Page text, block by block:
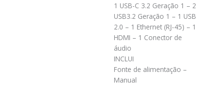
1 USB-C 3.2 Geração 1 – 2
USB3.2 Geração 1 – 1 USB
2.0 – 1 Ethernet (RJ-45) – 1
HDMI – 1 Conector de
áudio
INCLUI
Fonte de alimentação –
Manual